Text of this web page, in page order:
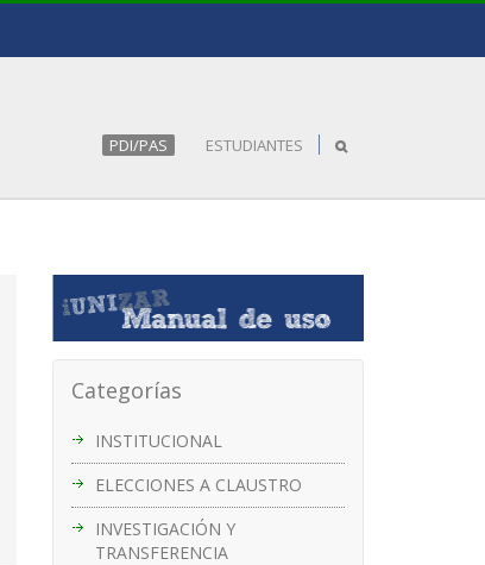
PDI/PAS ESTUDIANTES
Categorías
INSTITUCIONAL
ELECCIONES A CLAUSTRO
INVESTIGACIÓN Y
TRANSFERENCIA